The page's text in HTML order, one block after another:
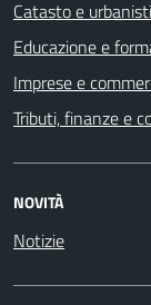
Catasto e
Educazione e
Imprese e
Tributi, finanze e
NOVITÀ
Notizie